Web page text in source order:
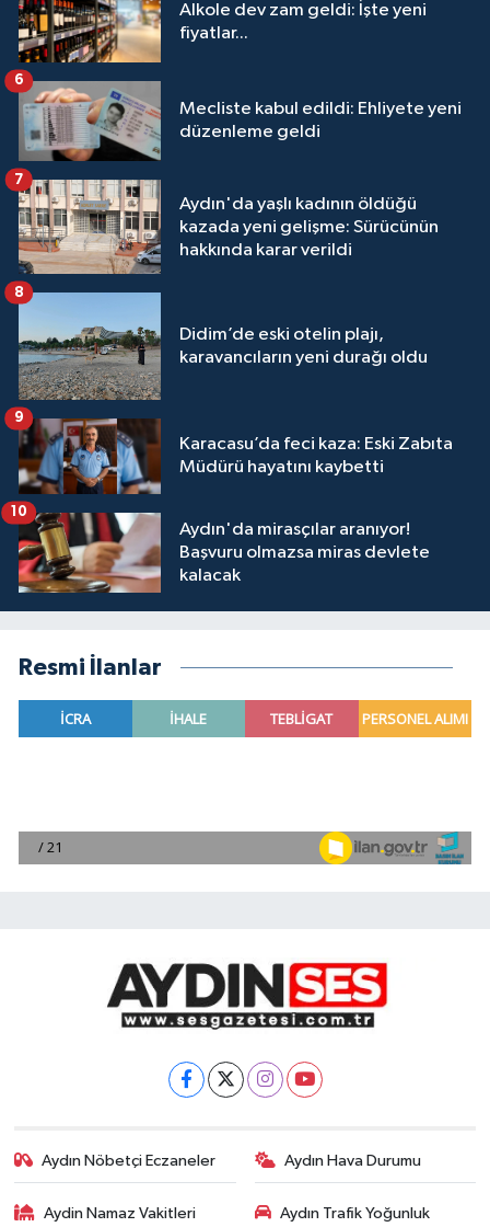
Alkole dev zam geldi: İşte yeni
fiyatlar...
Mecliste kabul edildi: Ehliyete yeni
düzenleme geldi
6
Aydın'da yaşlı kadının öldüğü
kazada yeni gelişme: Sürücünün
hakkında karar verildi
7
Didim’de eski otelin plajı,
karavancıların yeni durağı oldu
8
Karacasu’da feci kaza: Eski Zabıta
Müdürü hayatını kaybetti
9
Aydın'da mirasçılar aranıyor!
Başvuru olmazsa miras devlete
kalacak
10
Resmi İlanlar
Aydın Nöbetçi Eczaneler Aydın Hava Durumu
Aydin Namaz Vakitleri Aydın Trafik Yoğunluk